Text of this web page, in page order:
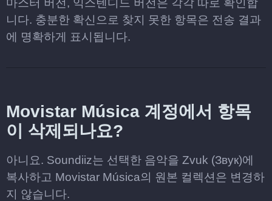
마스터 버전, 익스텐디드 버전은 각각 따로 확인합
니다. 충분한 확신으로 찾지 못한 항목은 전송 결과
에 명확하게 표시됩니다.
Movistar Música 계정에서 항목
이 삭제되나요?
아니요. Soundiiz는 선택한 음악을 Zvuk (Звук)에
복사하고 Movistar Música의 원본 컬렉션은 변경하
지 않습니다.